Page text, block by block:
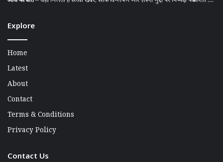
Explore
Home
Latest
About
Contact
Terms & Conditions
Privacy Policy
Contact Us